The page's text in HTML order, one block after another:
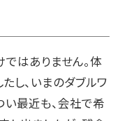
はありません。体
し、いまのダブルワ
い最近も、会社で希